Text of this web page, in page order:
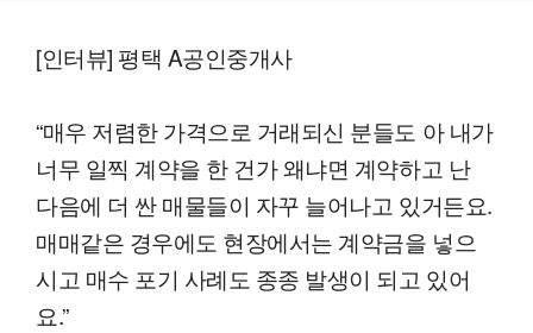
[인터뷰] 평택 A공인중개사
“매우 저렴한 가격으로 거래되신 분들도 아 내가
너무 일찍 계약을 한 건가 왜냐면 계약하고 난
다음에 더 싼 매물들이 자꾸 늘어나고 있거든요.
매매같은 경우에도 현장에서는 계약금을 넣으
시고 매수 포기 사례도 종종 발생이 되고 있어
요.”